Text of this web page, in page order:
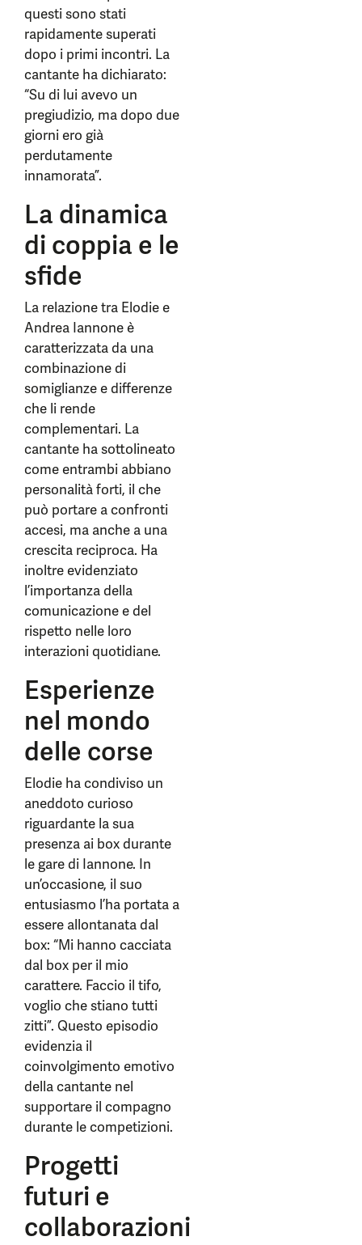
questi sono stati
rapidamente superati
dopo i primi incontri. La
cantante ha dichiarato:
“Su di lui avevo un
pregiudizio, ma dopo due
giorni ero già
perdutamente
innamorata”.
La dinamica
di coppia e le
sfide
La relazione tra Elodie e
Andrea Iannone è
caratterizzata da una
combinazione di
somiglianze e differenze
che li rende
complementari. La
cantante ha sottolineato
come entrambi abbiano
personalità forti, il che
può portare a confronti
accesi, ma anche a una
crescita reciproca. Ha
inoltre evidenziato
l’importanza della
comunicazione e del
rispetto nelle loro
interazioni quotidiane.
Esperienze
nel mondo
delle corse
Elodie ha condiviso un
aneddoto curioso
riguardante la sua
presenza ai box durante
le gare di Iannone. In
un’occasione, il suo
entusiasmo l’ha portata a
essere allontanata dal
box: “Mi hanno cacciata
dal box per il mio
carattere. Faccio il tifo,
voglio che stiano tutti
zitti”. Questo episodio
evidenzia il
coinvolgimento emotivo
della cantante nel
supportare il compagno
durante le competizioni.
Progetti
futuri e
collaborazioni